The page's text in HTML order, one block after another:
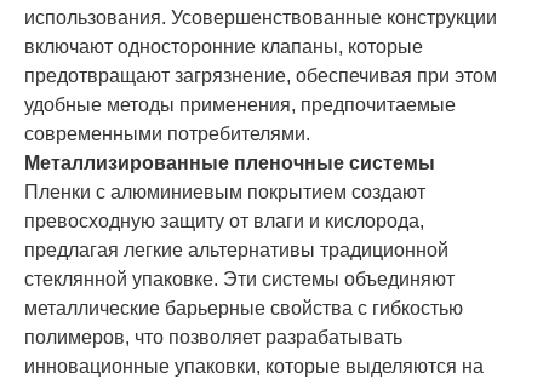
использования. Усовершенствованные конструкции
включают односторонние клапаны, которые
предотвращают загрязнение, обеспечивая при этом
удобные методы применения, предпочитаемые
современными потребителями.
Металлизированные пленочные системы
Пленки с алюминиевым покрытием создают
превосходную защиту от влаги и кислорода,
предлагая легкие альтернативы традиционной
стеклянной упаковке. Эти системы объединяют
металлические барьерные свойства с гибкостью
полимеров, что позволяет разрабатывать
инновационные упаковки, которые выделяются на